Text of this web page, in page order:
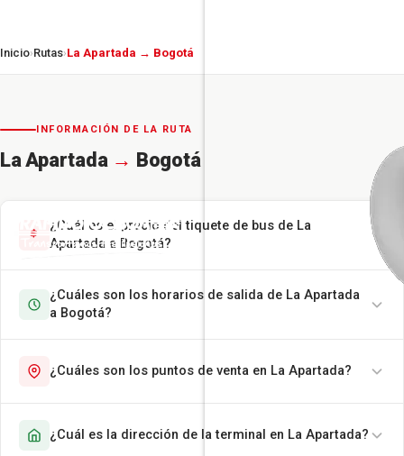
Inicio›Rutas›La Apartada → Bogotá
INFORMACIÓN DE LA RUTA
La Apartada → Bogotá
¿Cuál es el precio del tiquete de bus de La
Apartada a Bogotá?
¿Cuáles son los horarios de salida de La Apartada
a Bogotá?
¿Cuáles son los puntos de venta en La Apartada?
¿Cuál es la dirección de la terminal en La Apartada?